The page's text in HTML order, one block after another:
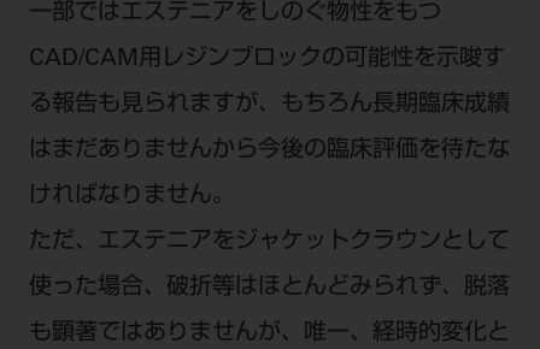
一部ではエステニアをしのぐ物性をもつ
CAD/CAM用レジンブロックの可能性を示唆す
る報告も見られますが、もちろん長期臨床成績
はまだありませんから今後の臨床評価を待たな
ければなりません。
ただ、エステニアをジャケットクラウンとして
使った場合、破折等はほとんどみられず、脱落
も顕著ではありませんが、唯一、経時的変化と